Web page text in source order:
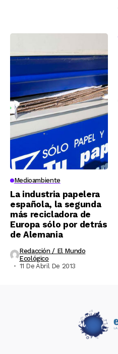
Medioambiente
La industria papelera
española, la segunda
más recicladora de
Europa sólo por detrás
de Alemania
Redacción / El Mundo
Ecológico
11 De Abril De 2013